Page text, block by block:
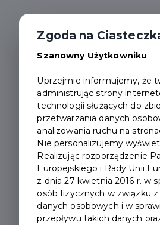
Zgoda na
Szanowny Użytkowniku
Uprzejmie informujemy, że
administrując strony
technologii służących do
przetwarzania danych
analizowania ruchu na
Nie personalizujemy
Realizując rozporządzenie
Europejskiego i Rady Unii
z dnia 27 kwietnia 2016 r. w
osób fizycznych w związku
danych osobowych i w
przepływu takich danych